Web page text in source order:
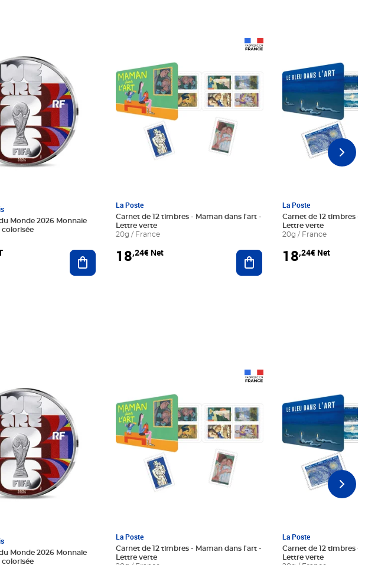
Monde 2026 Monnaie
colorisée
Ajouter au panier
La Poste
Carnet de 12 timbres - Maman dans l'art -
Lettre verte
20g / France
18,24€ Net Ajouter au panier
La Poste
Carnet de 12 timbres - Le
Lettre verte
20g / France
18,24€ Net
Monde 2026 Monnaie
colorisée
La Poste
Carnet de 12 timbres - Maman dans l'art -
Lettre verte
La Poste
Carnet de 12 timbres - Le
Lettre verte